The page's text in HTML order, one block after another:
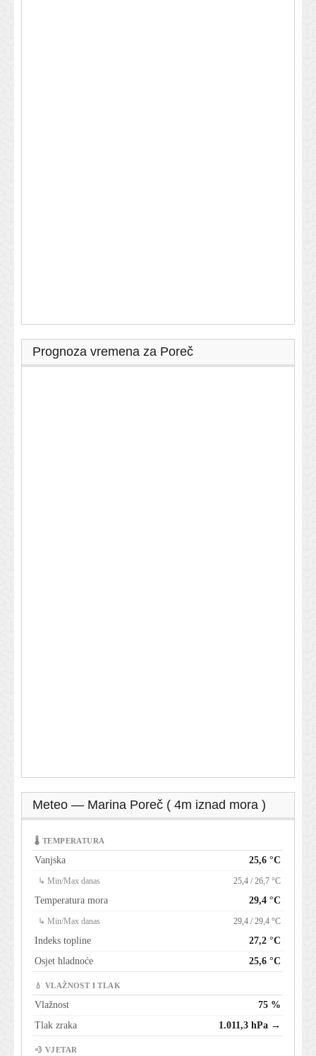
Prognoza vremena za Poreč
Meteo — Marina Poreč ( 4m iznad mora )
🌡 TEMPERATURA
Vanjska 25,6 °C
↳ Min/Max danas 25,4 / 26,7 °C
Temperatura mora 29,4 °C
↳ Min/Max danas 29,4 / 29,4 °C
Indeks topline
27,2 °C
Osjet hladnoće
25,6 °C
💧 VLAŽNOST I TLAK
Vlažnost
75 %
Tlak zraka
1.011,3 hPa →
💨 VJETAR